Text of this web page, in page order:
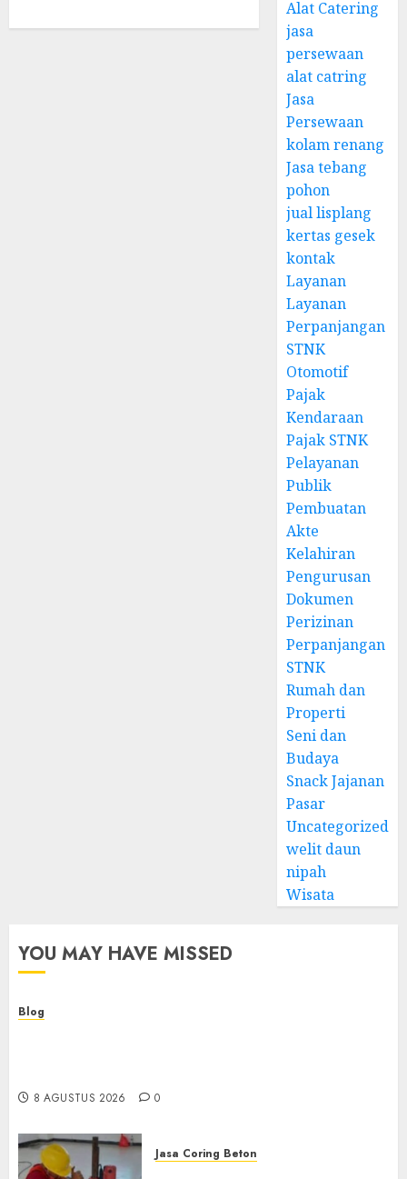
Alat Catering
jasa
persewaan
alat catring
Jasa
Persewaan
kolam renang
Jasa tebang
pohon
jual lisplang
kertas gesek
kontak
Layanan
Layanan
Perpanjangan
STNK
Otomotif
Pajak
Kendaraan
Pajak STNK
Pelayanan
Publik
Pembuatan
Akte
Kelahiran
Pengurusan
Dokumen
Perizinan
Perpanjangan
STNK
Rumah dan
Properti
Seni dan
Budaya
Snack Jajanan
Pasar
Uncategorized
welit daun
nipah
Wisata
YOU MAY HAVE MISSED
Blog
8 AGUSTUS 2026 0
Jasa Coring Beton